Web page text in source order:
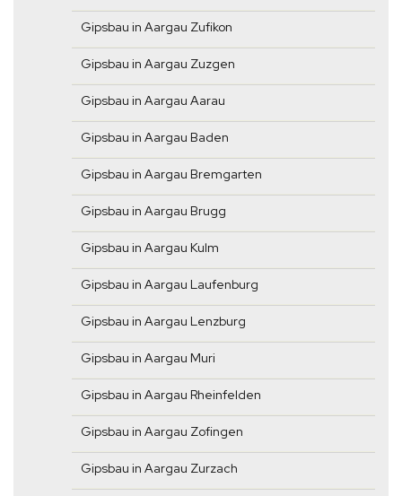
Gipsbau in Aargau Zufikon
Gipsbau in Aargau Zuzgen
Gipsbau in Aargau Aarau
Gipsbau in Aargau Baden
Gipsbau in Aargau Bremgarten
Gipsbau in Aargau Brugg
Gipsbau in Aargau Kulm
Gipsbau in Aargau Laufenburg
Gipsbau in Aargau Lenzburg
Gipsbau in Aargau Muri
Gipsbau in Aargau Rheinfelden
Gipsbau in Aargau Zofingen
Gipsbau in Aargau Zurzach